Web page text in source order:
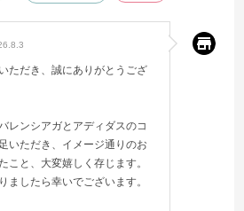
ただき、誠にありがとうござ
レンシアガとアディダスのコ
いただき、イメージ通りのお
こと、大変嬉しく存じます。
ましたら幸いでございます。